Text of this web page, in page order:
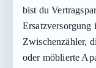
bist du
Ersatzversorgung
Zwischenzähler,
oder möblierte